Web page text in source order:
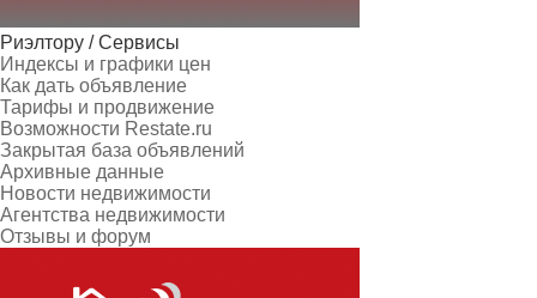
Риэлтору / Сервисы
Индексы и графики цен
Как дать объявление
Тарифы и продвижение
Возможности Restate.ru
Закрытая база объявлений
Архивные данные
Новости недвижимости
Агентства недвижимости
Отзывы и форум